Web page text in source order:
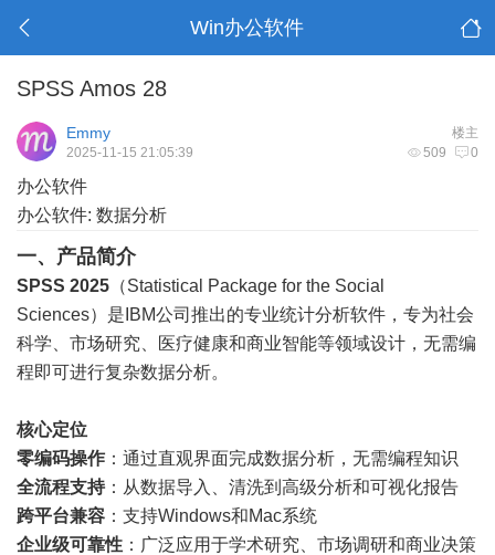
Win办公软件
SPSS Amos 28
楼主
Emmy
509 0
2025-11-15 21:05:39
办公软件
办公软件: 数据分析
一、产品简介
SPSS 2025 （Statistical Package for the Social
Sciences）是IBM公司推出的专业统计分析软件，专为社会
科学、市场研究、医疗健康和商业智能等领域设计，无需编
程即可进行复杂数据分析。
核心定位
零编码操作 ：通过直观界面完成数据分析，无需编程知识
全流程支持：从数据导入、清洗到高级分析和可视化报告
跨平台兼容 ：支持Windows和Mac系统
企业级可靠性 ：广泛应用于学术研究、市场调研和商业决策